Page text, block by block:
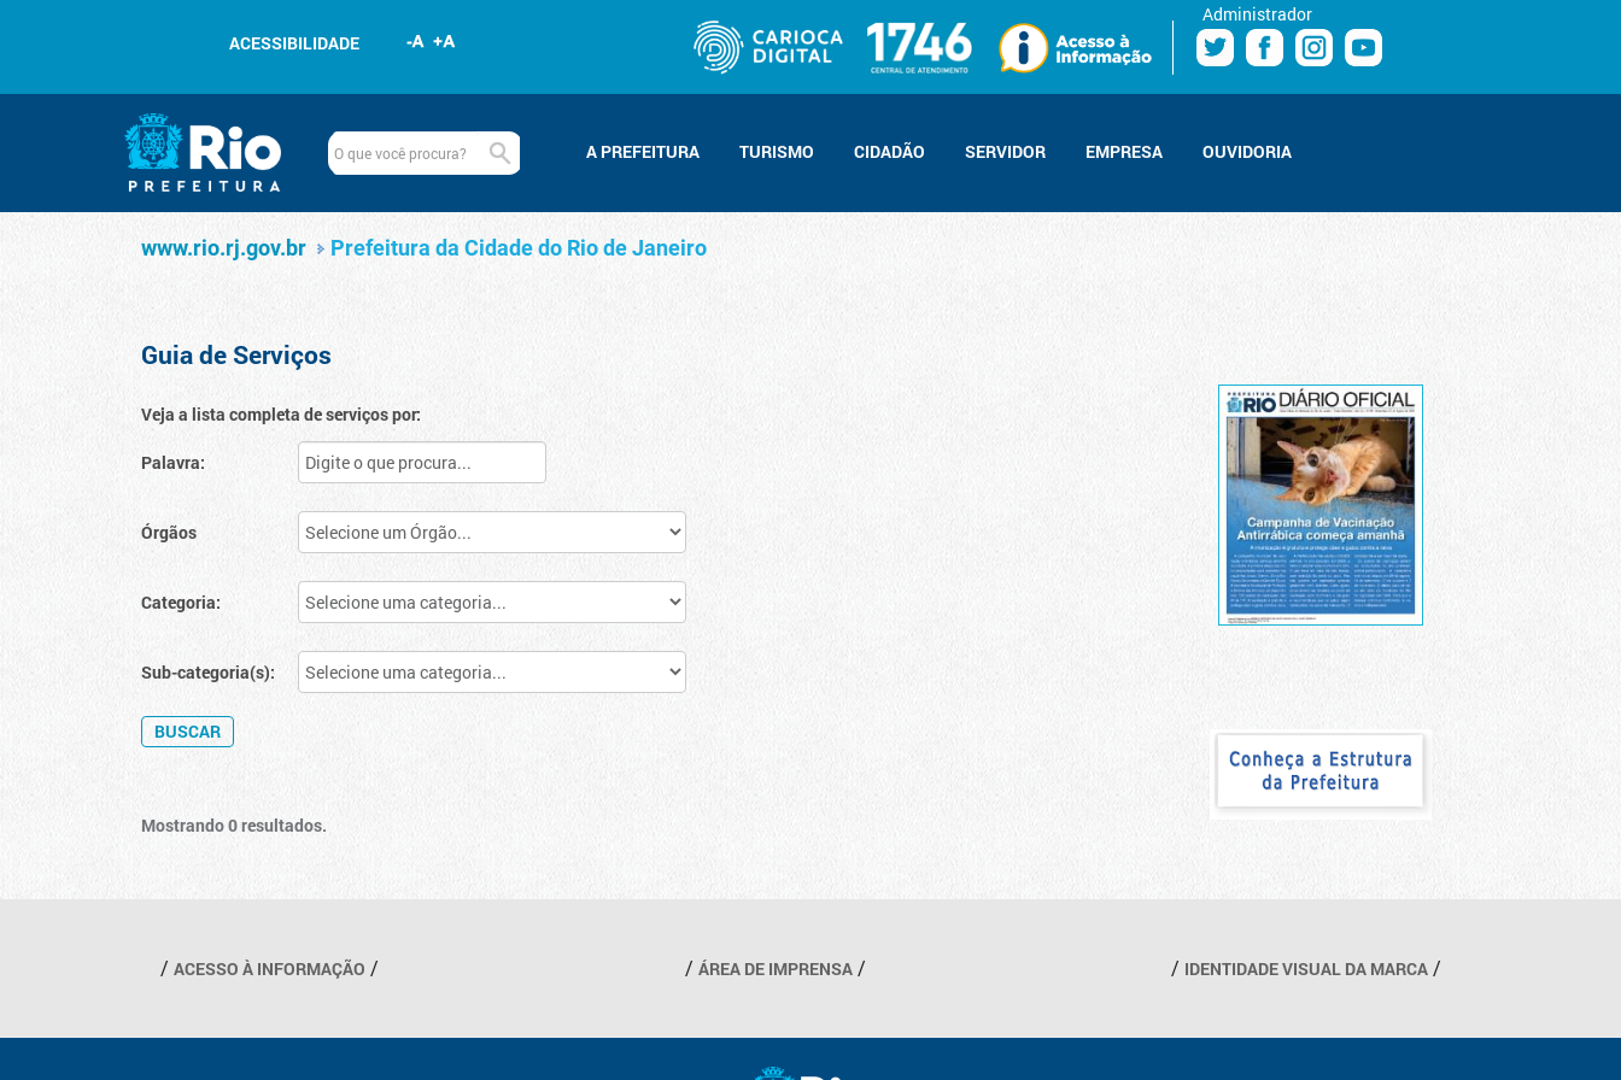
ACESSIBILIDADE
Administrador
Navegação
www.rio.rj.gov.br
Serviços
A PREFEITURA TURISMO CIDADÃO SERVIDOR EMPRESA OUVIDORIA
www.rio.rj.gov.br Prefeitura da Cidade do Rio de Janeiro
Guia de Serviços
Veja a lista completa de serviços por:
Palavra:
Órgãos
Categoria:
Sub-categoria(s):
Mostrando 0 resultados.
Outros links
ACESSO À INFORMAÇÃO ÁREA DE IMPRENSA IDENTIDADE VISUAL DA MARCA